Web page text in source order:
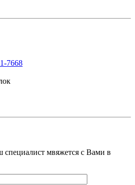
7668
специалист мвяжется с Вами в